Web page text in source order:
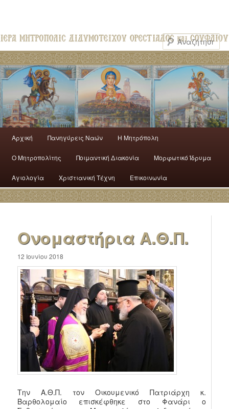
Αρχική Πανηγύρεις Ναών H Mητρόπολη
Ο Mητροπολίτης Ποιμαντική Διακονία Μορφωτικό Ίδρυμα
Αγιολογία Χριστιανική Τέχνη Επικοινωνία
Ονομαστήρια Α.Θ.Π.
12 Ιουνίου 2018
Την Α.Θ.Π. τον Οικουμενικό Πατριάρχη κ.
Βαρθολομαίο επισκέφθηκε στο Φανάρι ο